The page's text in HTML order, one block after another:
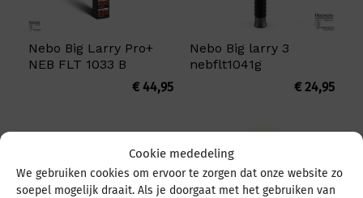
Cookie mededeling
We gebruiken cookies om ervoor te zorgen dat onze website zo
soepel mogelijk draait. Als je doorgaat met het gebruiken van
Nebo Big Larry Pro+
NEB FLT 1033 B
€44,95
Nebo Big larry 3
nebflt1041g
€24,95